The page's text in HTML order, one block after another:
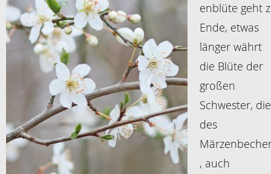
enblüte geht
Ende, etwas
länger währt
die Blüte der
großen
Schwester, die
des
, auch